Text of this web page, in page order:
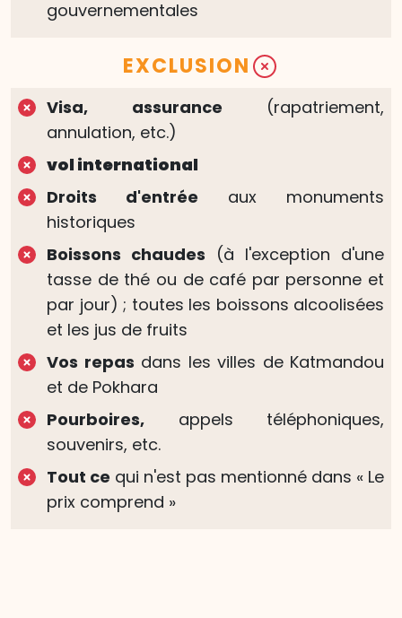
gouvernementales
EXCLUSION
Visa, assurance (rapatriement,
annulation, etc.)
vol international
Droits d'entrée aux monuments
historiques
Boissons chaudes (à l'exception d'une
tasse de thé ou de café par personne et
par jour) ; toutes les boissons alcoolisées
et les jus de fruits
Vos repas dans les villes de Katmandou
et de Pokhara
Pourboires, appels téléphoniques,
souvenirs, etc.
Tout ce qui n'est pas mentionné dans « Le
prix comprend »